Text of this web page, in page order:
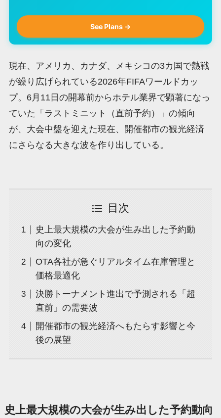
See Plans →
現在、アメリカ、カナダ、メキシコの3カ国で熱戦
が繰り広げられている2026年FIFAワールドカッ
プ。6月11日の開幕前からホテル業界で顕著になっ
ていた「ラストミニット（直前予約）」の傾向
が、大会中盤を迎えた現在、開催都市の観光経済
にさらなる大きな波を作り出している。
目次
史上最大規模の大会が生み出した予約動
向の変化
OTA各社が急ぐリアルタイム在庫管理と
価格最適化
決勝トーナメント進出で予測される「超
直前」の需要波
開催都市の観光経済へもたらす影響と今
後の展望
史上最大規模の大会が生み出した予約動向